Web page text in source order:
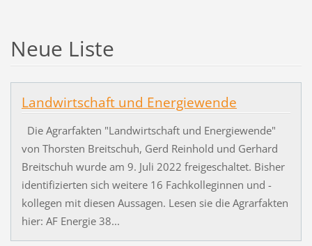
Neue Liste
Landwirtschaft und Energiewende
Die Agrarfakten "Landwirtschaft und Energiewende"
von Thorsten Breitschuh, Gerd Reinhold und Gerhard
Breitschuh wurde am 9. Juli 2022 freigeschaltet. Bisher
identifizierten sich weitere 16 Fachkolleginnen und -
kollegen mit diesen Aussagen. Lesen sie die Agrarfakten
hier: AF Energie 38...